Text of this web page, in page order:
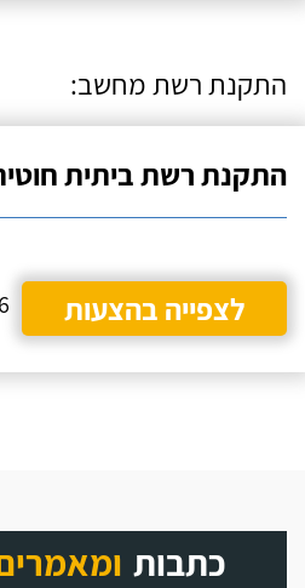
התקנת רשת מחשב:
התקנת רשת ביתית
לצפייה בהצעות
6 הצעות
כתבות